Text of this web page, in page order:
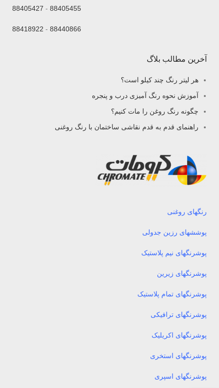
88405455
-
88405427
88440866
-
88418922
آخرین مطالب بلاگ
هر لیتر رنگ چند کیلو است؟
آموزش نحوه رنگ آمیزی درب و پنجره
چگونه رنگ روغن را مات کنیم؟
راهنمای قدم به قدم نقاشی ساختمان با رنگ روغنی
رنگهای روغنی
پوششهای رزین جدولی
پوشرنگهای نیم پلاستیک
پوشرنگهای زیرین
پوشرنگهای تمام پلاستیک
پوشرنگهای ترافیکی
پوشرنگهای اکریلیک
پوشرنگهای استخری
پوشرنگهای اسپری